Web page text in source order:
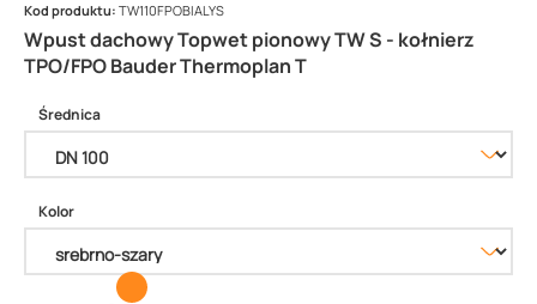
Wpust dachowy Topwet pionowy TW S - kołnierz
TPO/FPO Bauder Thermoplan T
Kod produktu: TW110FPOBIALYS
Średnica
Kolor